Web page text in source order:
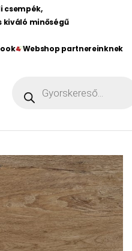
csempék,
kiváló minőségű
Webshop partnereinknek